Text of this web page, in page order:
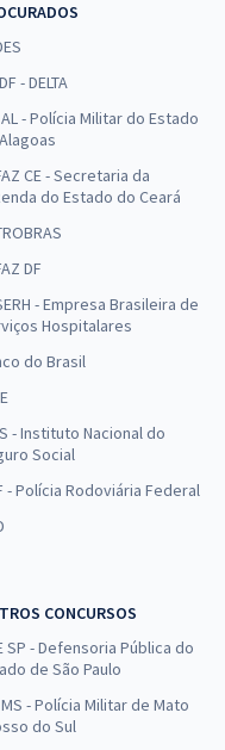
- DELTA
- Polícia Militar do Estado
CE - Secretaria da
do Estado do Ceará
DF
- Empresa Brasileira de
Hospitalares
do Brasil
- Instituto Nacional do
Social
- Polícia Rodoviária Federal
CONCURSOS
SP - Defensoria Pública do
de São Paulo
- Polícia Militar de Mato
do Sul